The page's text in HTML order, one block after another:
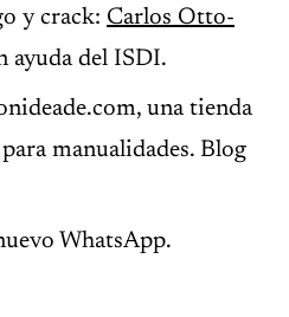
y crack: Carlos Otto-
ayuda del ISDI.
una tienda
manualidades. Blog
WhatsApp.